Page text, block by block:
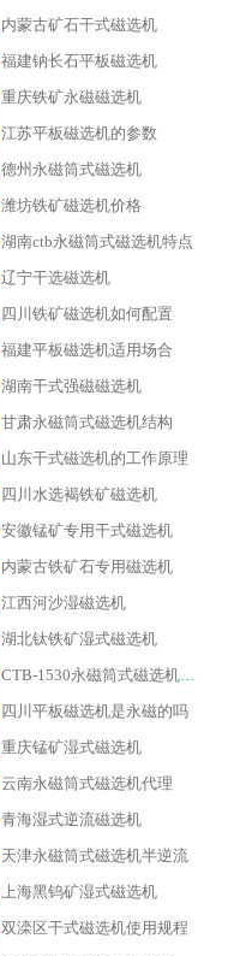
内蒙古矿石干式磁选机
福建钠长石平板磁选机
重庆铁矿永磁磁选机
江苏平板磁选机的参数
德州永磁筒式磁选机
潍坊铁矿磁选机价格
湖南ctb永磁筒式磁选机特点
辽宁干选磁选机
四川铁矿磁选机如何配置
福建平板磁选机适用场合
湖南干式强磁磁选机
甘肃永磁筒式磁选机结构
山东干式磁选机的工作原理
四川水选褐铁矿磁选机
安徽锰矿专用干式磁选机
内蒙古铁矿石专用磁选机
江西河沙湿磁选机
湖北钛铁矿湿式磁选机
CTB-1530永磁筒式磁选机代理商
四川平板磁选机是永磁的吗
重庆锰矿湿式磁选机
云南永磁筒式磁选机代理
青海湿式逆流磁选机
天津永磁筒式磁选机半逆流
上海黑钨矿湿式磁选机
双滦区干式磁选机使用规程